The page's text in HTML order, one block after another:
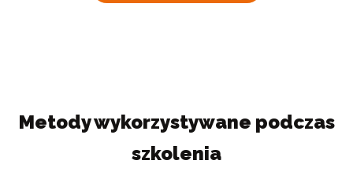
Metody wykorzystywane podczas
szkolenia